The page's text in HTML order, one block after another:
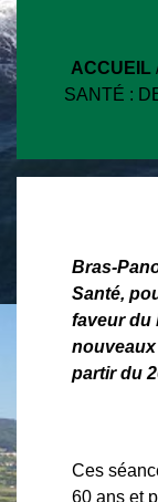
ACCUEIL
SANTÉ :
Bras-
Santé,
faveur du
partir du
Ces
60 ans et